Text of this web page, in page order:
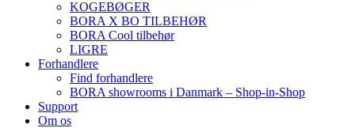
KOGEBØGER
BORA X BO TILBEHØR
BORA Cool tilbehør
LIGRE
Forhandlere
Find forhandlere
BORA showrooms i Danmark – Shop-in-Shop
Support
Om os